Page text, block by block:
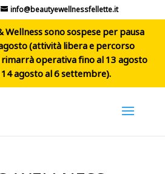
info@beautyewellnessfellette.it
Wellness sono sospese per pausa
(attività libera e percorso
rimarrà operativa fino al 13 agosto
agosto al 6 settembre).